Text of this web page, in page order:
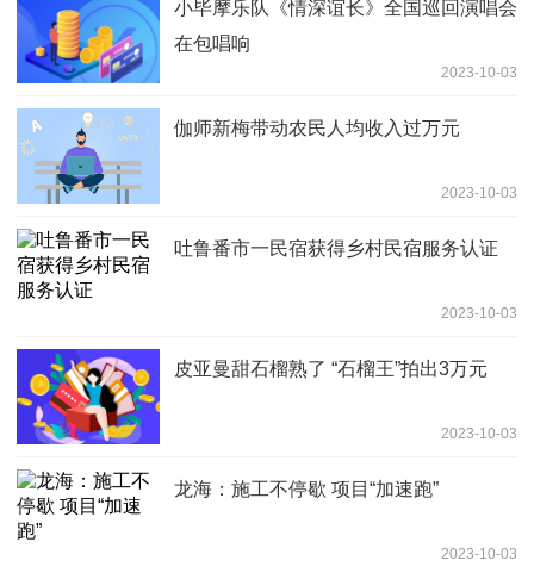
小毕摩乐队《情深谊长》全国巡回演唱会
在包唱响
2023-10-03
伽师新梅带动农民人均收入过万元
2023-10-03
吐鲁番市一民宿获得乡村民宿服务认证
2023-10-03
皮亚曼甜石榴熟了 “石榴王”拍出3万元
2023-10-03
龙海：施工不停歇 项目“加速跑”
2023-10-03